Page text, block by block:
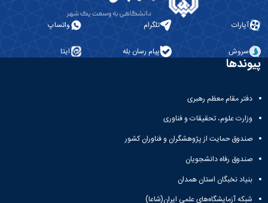
آپارات تلگرام واتساپ
سروش پیام رسان بله ایتا
پیوندها
دفتر مقام معظم رهبری
وزارت علوم، تحقیقات و فناوری
صندوق حمایت از پژوهشگران و فناوران کشور
صندوق رفاه دانشجویان
بنیاد نخبگان استان همدان
شبکه آزمایشگاه‌های علمی ایران(شاعا)